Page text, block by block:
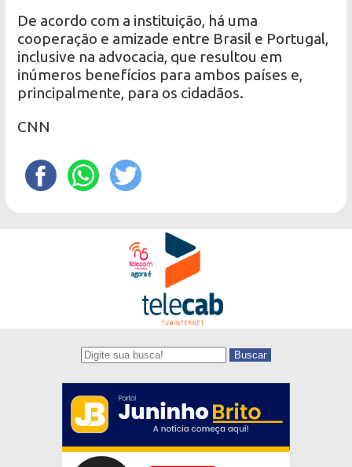
De acordo com a instituição, há uma
cooperação e amizade entre Brasil e Portugal,
inclusive na advocacia, que resultou em
inúmeros benefícios para ambos países e,
principalmente, para os cidadãos.
CNN
Buscar